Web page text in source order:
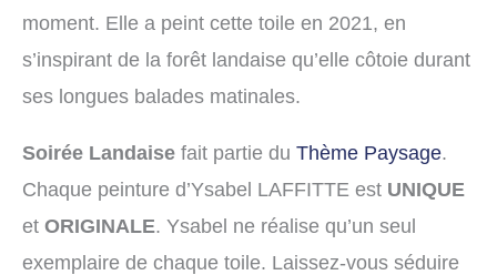
moment. Elle a peint cette toile en 2021, en
s’inspirant de la forêt landaise qu’elle côtoie durant
ses longues balades matinales.
Soirée Landaise fait partie du Thème Paysage.
Chaque peinture d’Ysabel LAFFITTE est UNIQUE
et ORIGINALE. Ysabel ne réalise qu’un seul
exemplaire de chaque toile. Laissez-vous séduire